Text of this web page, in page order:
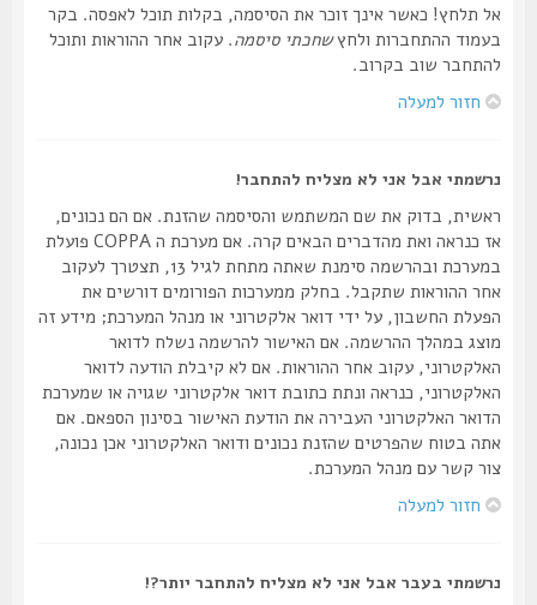
אל תלחץ! כאשר אינך זוכר את הסיסמה, בקלות תוכל לאפסה. בקר
בעמוד ההתחברות ולחץשחכתי סיסמה. עקוב אחר ההוראות ותוכל
להתחבר שוב בקרוב.
חזור למעלה
נרשמתי אבל אני לא מצליח להתחבר!
ראשית, בדוק את שם המשתמש והסיסמה שהזנת. אם הם נכונים,
אז כנראה ואת מהדברים הבאים קרה. אם מערכת ה COPPA פועלת
במערכת ובהרשמה סימנת שאתה מתחת לגיל 13, תצטרך לעקוב
אחר ההוראות שתקבל. בחלק ממערכות הפורומים דורשים את
הפעלת החשבון, על ידי דואר אלקטרוני או מנהל המערכת; מידע זה
מוצג במהלך ההרשמה. אם האישור להרשמה נשלח לדואר
האלקטרוני, עקוב אחר ההוראות. אם לא קיבלת הודעה לדואר
האלקטרוני, כנראה ונתת כתובת דואר אלקטרוני שגויה או שמערכת
הדואר האלקטרוני העבירה את הודעת האישור בסינון הספאם. אם
אתה בטוח שהפרטים שהזנת נכונים ודואר האלקטרוני אכן נכונה,
צור קשר עם מנהל המערכת.
חזור למעלה
נרשמתי בעבר אבל אני לא מצליח להתחבר יותר?!